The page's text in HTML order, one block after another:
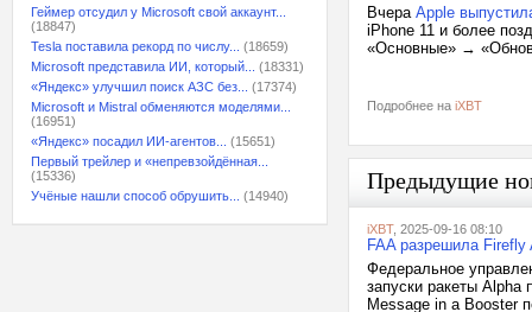
Геймер отсудил у Microsoft свой аккаунт...
(18847)
Tesla поставила рекорд по числу...
(18659)
Microsoft представила ИИ, который...
(18331)
«Яндекс» улучшил поиск АЗС без...
(17374)
Microsoft и Mistral обменяются моделями...
(16951)
«Яндекс» посадил ИИ-агентов...
(15651)
Первый трейлер и «непревзойдённая...
(15336)
Учёные нашли способ обрушить...
(14940)
Вчера Apple
iPhone 11 и более
«Основные» →
Подробнее на iXBT
Предыдущие
iXBT, 2025-09-16 08:10
FAA разрешила Firefly
Федеральное
запуски ракеты Alpha
Message in a Booster